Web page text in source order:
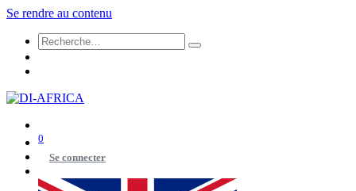
Se rendre au contenu
0
Se connecter